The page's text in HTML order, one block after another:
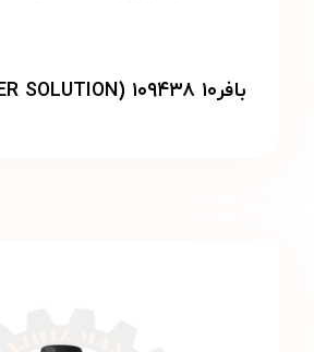
بافر۱۰ ۱۰۹۴۳۸ (BUFFER SOLUTION)